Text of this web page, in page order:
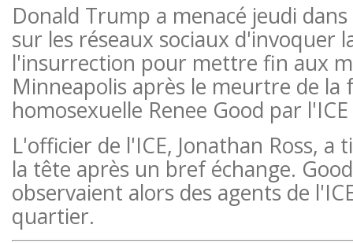
Donald Trump a menacé jeudi
sur les réseaux sociaux d'invoquer
l'insurrection pour mettre fin aux
Minneapolis après le meurtre de la
homosexuelle Renee Good par
L'officier de l'ICE, Jonathan Ross, a
la tête après un bref échange.
observaient alors des agents de
quartier.